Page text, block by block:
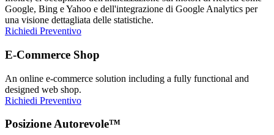
Google, Bing e Yahoo e dell'integrazione di Google Analytics per
una visione dettagliata delle statistiche.
Richiedi Preventivo
E-Commerce Shop
An online e-commerce solution including a fully functional and
designed web shop.
Richiedi Preventivo
Posizione Autorevole™